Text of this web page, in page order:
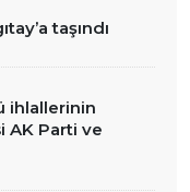
taşındı
ihlallerinin
AK Parti ve